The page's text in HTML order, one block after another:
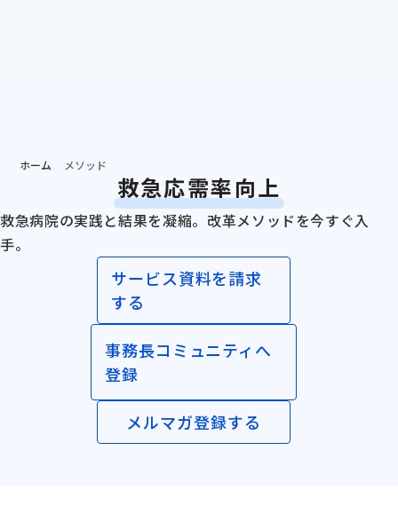
ホーム メソッド
救急応需率向上
救急病院の実践と結果を凝縮。改革メソッドを今すぐ入
手。
サービス資料を請求
する
事務長コミュニティへ
登録
メルマガ登録する